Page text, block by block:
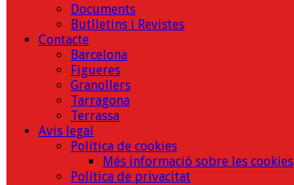
Documents
Butlletins i Revistes
Contacte
Barcelona
Figueres
Granollers
Tarragona
Terrassa
Avís legal
Política de cookies
Més informació sobre les cookies
Política de privacitat